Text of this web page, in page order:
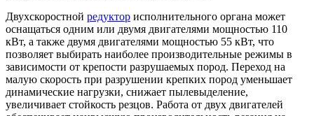
Двухскоростной редуктор исполнительного органа может
оснащаться одним или двумя двигателями мощностью 110
кВт, а также двумя двигателями мощностью 55 кВт, что
позволяет выбирать наиболее производительные режимы в
зависимости от крепости разрушаемых пород. Переход на
малую скорость при разрушении крепких пород уменьшает
динамические нагрузки, снижает пылевыделение,
увеличивает стойкость резцов. Работа от двух двигателей